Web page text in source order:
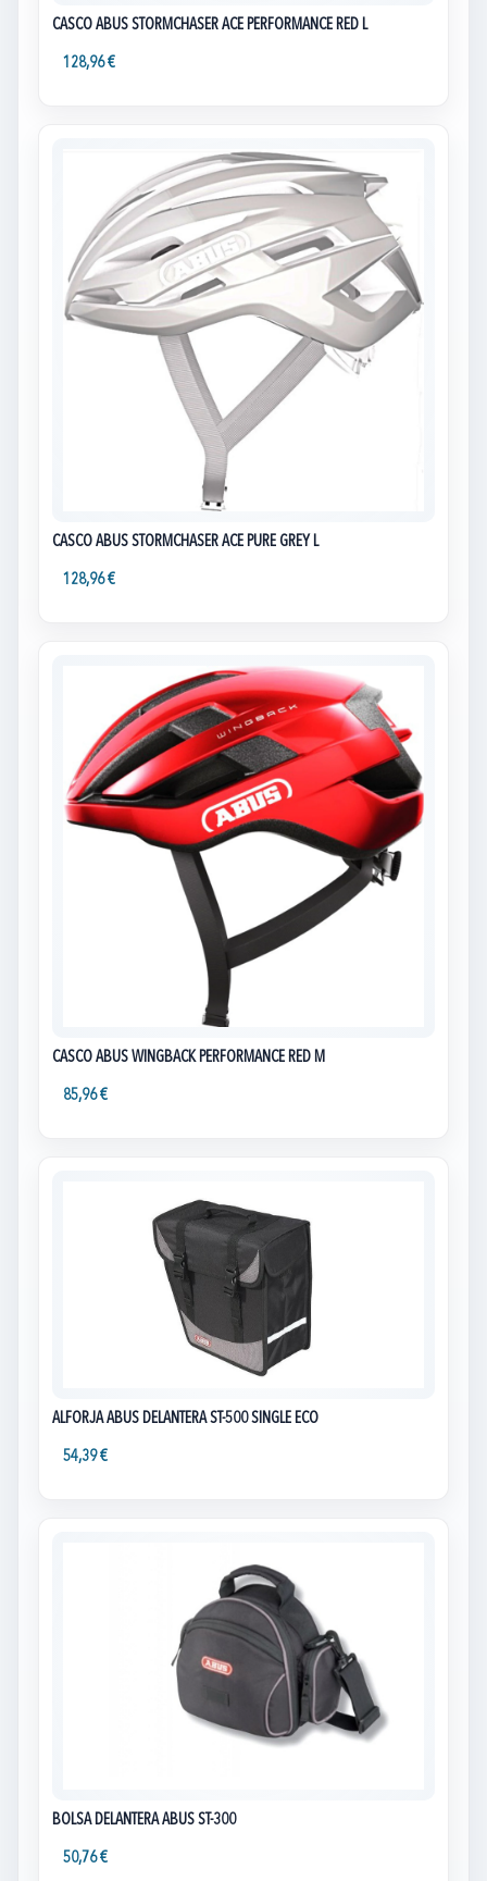
CASCO ABUS STORMCHASER ACE PERFORMANCE RED L
128,96 €
CASCO ABUS STORMCHASER ACE PURE GREY L
128,96 €
CASCO ABUS WINGBACK PERFORMANCE RED M
85,96 €
ALFORJA ABUS DELANTERA ST-500 SINGLE ECO
54,39 €
BOLSA DELANTERA ABUS ST-300
50,76 €